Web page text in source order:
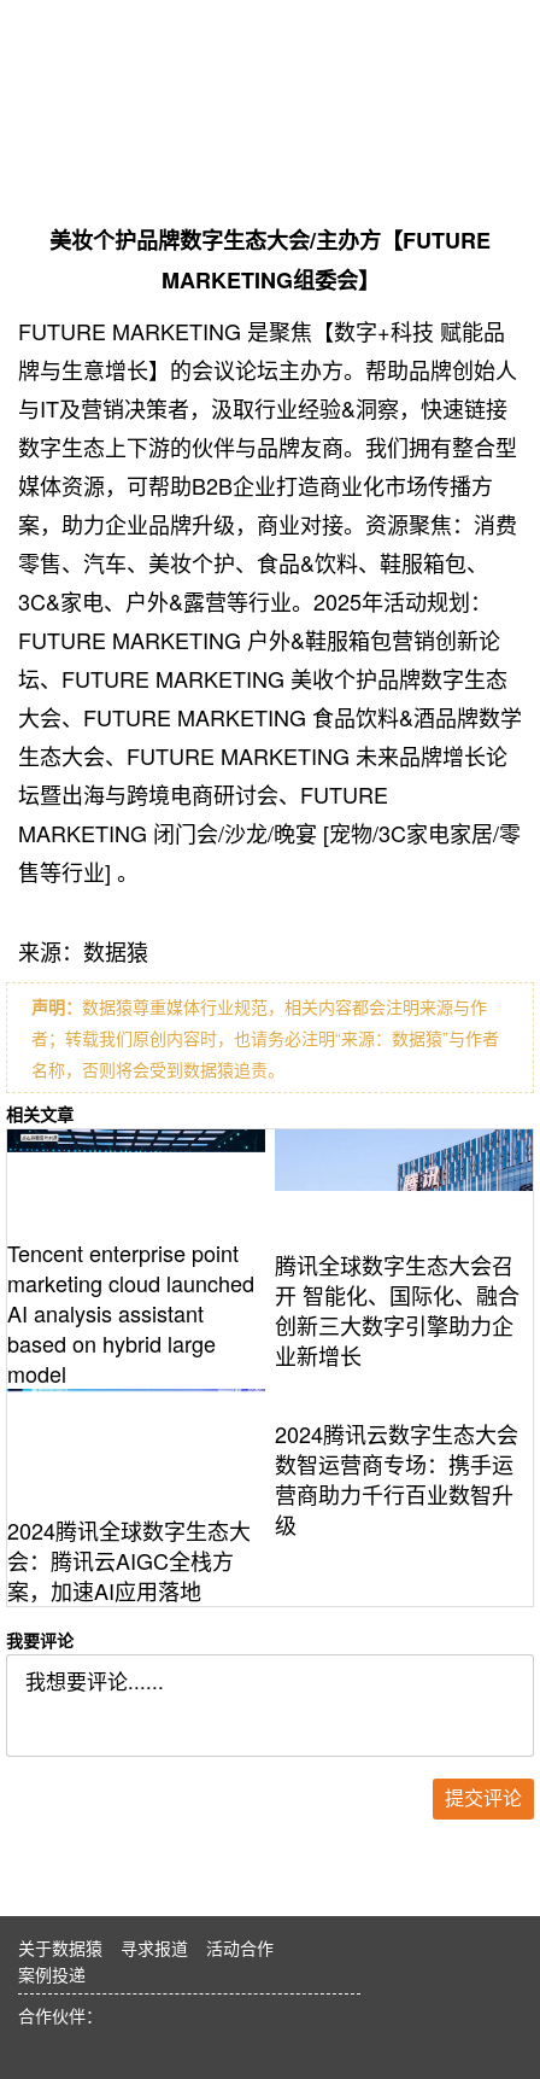
美妆个护品牌数字生态大会/主办方 【FUTURE
MARKETING组委会】
FUTURE MARKETING 是聚焦【数字+科技 赋能品
牌与生意增长】的会议论坛主办方。帮助品牌创始人
与IT及营销决策者，汲取行业经验&洞察，快速链接
数字生态上下游的伙伴与品牌友商。我们拥有整合型
媒体资源，可帮助B2B企业打造商业化市场传播方
案，助力企业品牌升级，商业对接。资源聚焦：消费
零售、汽车、美妆个护、食品&饮料、鞋服箱包、
3C&家电、户外&露营等行业。2025年活动规划：
FUTURE MARKETING 户外&鞋服箱包营销创新论
坛、FUTURE MARKETING 美收个护品牌数字生态
大会、FUTURE MARKETING 食品饮料&酒品牌数学
生态大会、FUTURE MARKETING 未来品牌增长论
坛暨出海与跨境电商研讨会、FUTURE
MARKETING 闭门会/沙龙/晚宴 [宠物/3C家电家居/零
售等行业] 。
来源：数据猿
声明： 数据猿尊重媒体行业规范，相关内容都会注明来源与作
者；转载我们原创内容时，也请务必注明“来源：数据猿”与作者
名称，否则将会受到数据猿追责。
相关文章
Tencent enterprise point
marketing cloud launched
AI analysis assistant
based on hybrid large
model
腾讯全球数字生态大会召
开 智能化、国际化、融合
创新三大数字引擎助力企
业新增长
2024腾讯全球数字生态大
会：腾讯云AIGC全栈方
案，加速AI应用落地
2024腾讯云数字生态大会
数智运营商专场：携手运
营商助力千行百业数智升
级
我要评论
关于数据猿 寻求报道
活动合作
案例投递
合作伙伴：